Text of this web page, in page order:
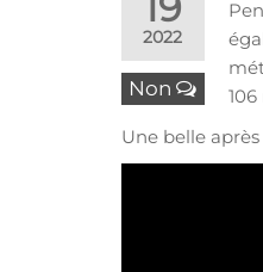
2022
Non
Une belle